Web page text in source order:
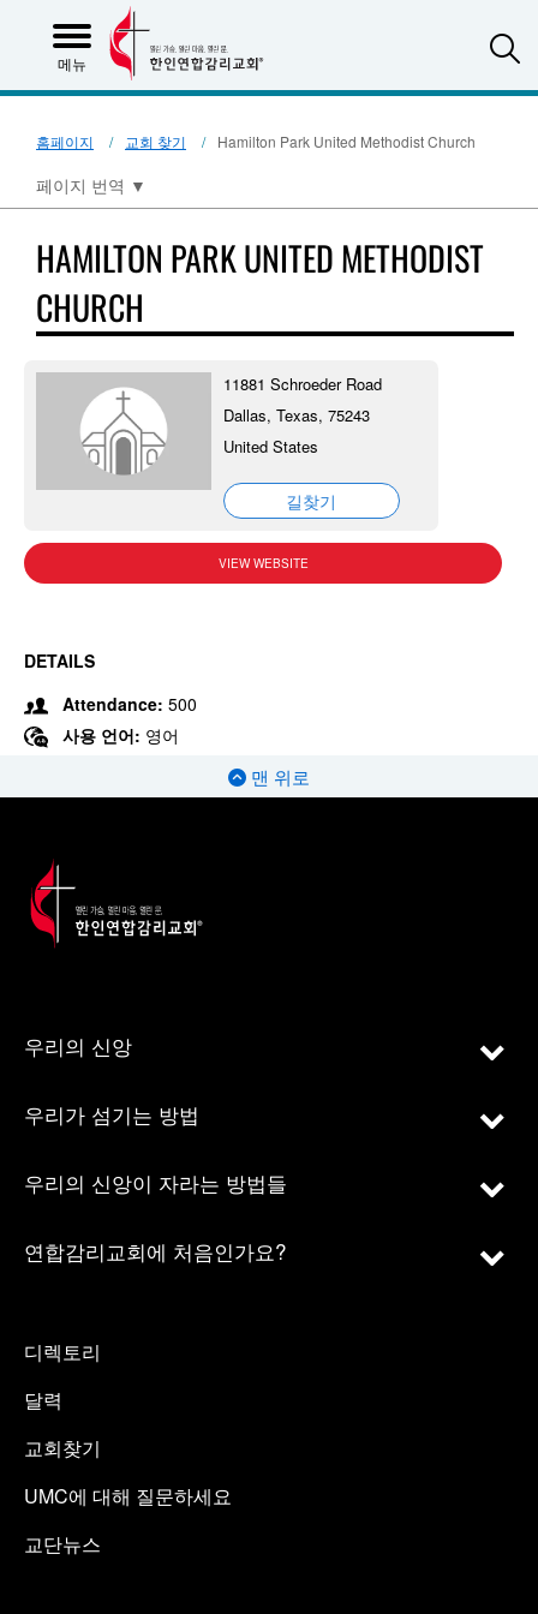
메뉴
홈페이지 교회 찾기 Hamilton Park United Methodist Church
페이지 번역 ▼
HAMILTON PARK UNITED METHODIST
CHURCH
11881 Schroeder Road
Dallas, Texas, 75243
United States
길찾기
VIEW WEBSITE
DETAILS
Attendance: 500
사용 언어: 영어
맨 위로
우리의 신앙
우리가 섬기는 방법
우리의 신앙이 자라는 방법들
연합감리교회에 처음인가요?
디렉토리
달력
교회찾기
UMC에 대해 질문하세요
교단뉴스